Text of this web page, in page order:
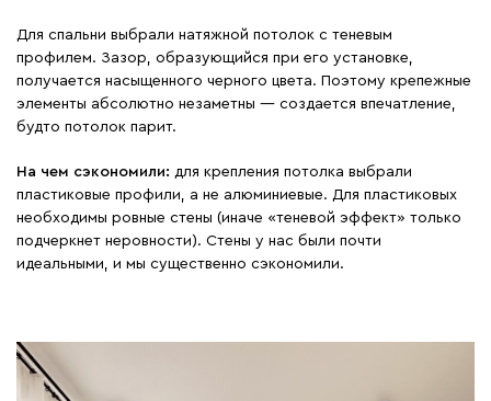
Для спальни выбрали натяжной потолок с теневым
профилем. Зазор, образующийся при его установке,
получается насыщенного черного цвета. Поэтому крепежные
элементы абсолютно незаметны — создается впечатление,
будто потолок парит.
На чем сэкономили: для крепления потолка выбрали
пластиковые профили, а не алюминиевые. Для пластиковых
необходимы ровные стены (иначе «теневой эффект» только
подчеркнет неровности). Стены у нас были почти
идеальными, и мы существенно сэкономили.